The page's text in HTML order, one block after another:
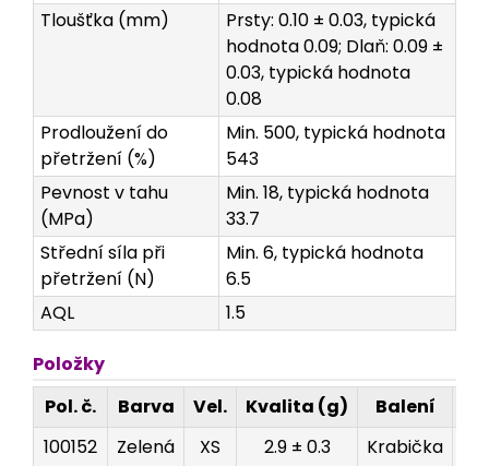
Tloušťka (mm)
Prsty: 0.10 ± 0.03, typická
hodnota 0.09; Dlaň: 0.09 ±
0.03, typická hodnota
0.08
Prodloužení do
přetržení (%)
Min. 500, typická hodnota
543
Pevnost v tahu
(MPa)
Min. 18, typická hodnota
33.7
Střední síla při
přetržení (N)
Min. 6, typická hodnota
6.5
AQL
1.5
Položky
Pol. č.
Barva Vel. Kvalita (g) Balení
100152
Zelená XS 2.9 ± 0.3 Krabička